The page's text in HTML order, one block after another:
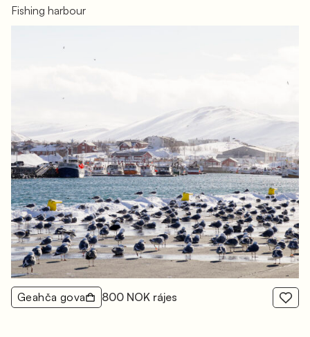
Fishing harbour
Geahča gova 800 NOK rájes